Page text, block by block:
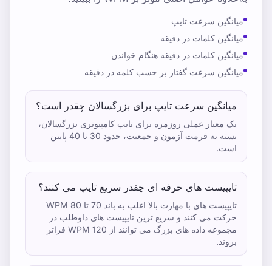
میانگین سرعت تایپ
میانگین کلمات در دقیقه
میانگین کلمات در دقیقه هنگام خواندن
میانگین سرعت گفتار بر حسب کلمه در دقیقه
میانگین سرعت تایپ برای بزرگسالان چقدر است؟
یک معیار عملی روزمره برای تایپ کامپیوتری بزرگسالان،
بسته به فرمت آزمون و جمعیت، حدود 30 تا 40 پایین
است.
تایپیست های حرفه ای چقدر سریع تایپ می کنند؟
تایپیست های با مهارت بالا اغلب به باند 70 تا 80 WPM
حرکت می کنند و سریع ترین تایپیست های داوطلب در
مجموعه داده های بزرگ می توانند از 120 WPM فراتر
بروند.